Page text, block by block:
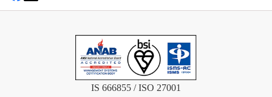
IS 666855 / ISO 27001